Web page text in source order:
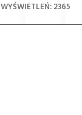
WYŚWIETLEŃ: 2365